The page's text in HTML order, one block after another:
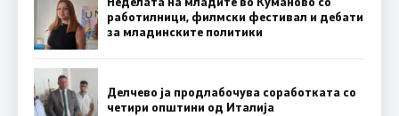
работилници, филмски фестивал и дебати
за младинските политики
Делчево ја продлабочува соработката со
четири општини од Италија